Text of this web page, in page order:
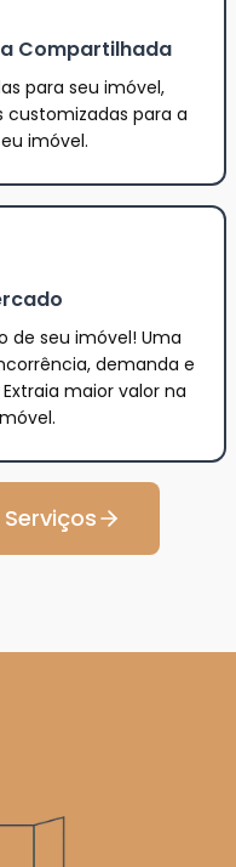
Compartilhada
para seu imóvel,
para a
imóvel.
de seu imóvel! Uma
demanda e
maior valor na